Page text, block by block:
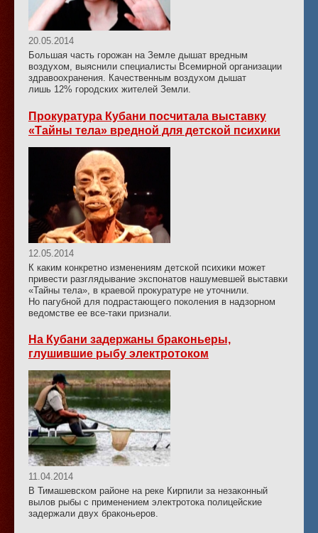
20.05.2014
Большая часть горожан на Земле дышат вредным
воздухом, выяснили специалисты Всемирной организации
здравоохранения. Качественным воздухом дышат
лишь 12% городских жителей Земли.
Прокуратура Кубани посчитала выставку
«Тайны тела» вредной для детской психики
12.05.2014
К каким конкретно изменениям детской психики может
привести разглядывание экспонатов нашумевшей выставки
«Тайны тела», в краевой прокуратуре не уточнили.
Но пагубной для подрастающего поколения в надзорном
ведомстве ее все-таки признали.
На Кубани задержаны браконьеры,
глушившие рыбу электротоком
11.04.2014
В Тимашевском районе на реке Кирпили за незаконный
вылов рыбы с применением электротока полицейские
задержали двух браконьеров.